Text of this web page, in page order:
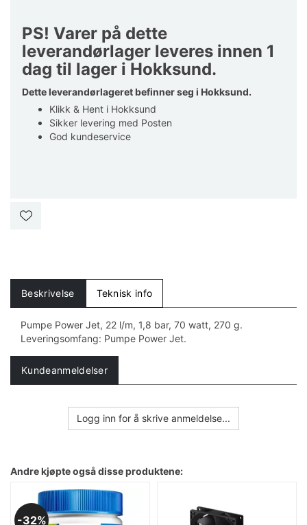
PS! Varer på dette
leverandørlager leveres innen 1
dag til lager i Hokksund.
Dette leverandørlageret befinner seg i Hokksund.
Klikk & Hent i Hokksund
Sikker levering med Posten
God kundeservice
Beskrivelse Teknisk info
Pumpe Power Jet, 22 l/m, 1,8 bar, 70 watt, 270 g.
Leveringsomfang: Pumpe Power Jet.
Kundeanmeldelser
Logg inn for å skrive anmeldelse...
Andre kjøpte også disse produktene:
32%